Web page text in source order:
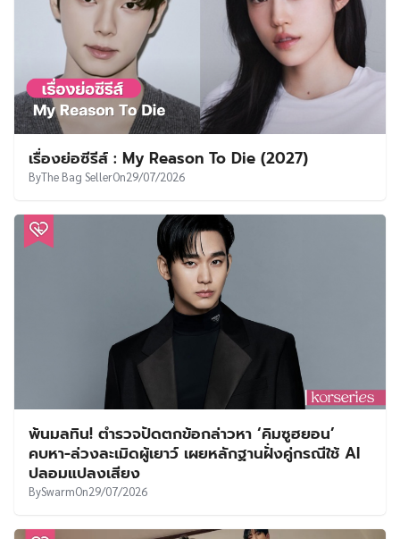
เรื่องย่อซีรีส์ : My Reason To Die (2027)
ByThe Bag SellerOn29/07/2026
พ้นมลทิน! ตำรวจปัดตกข้อกล่าวหา ‘คิมซูฮยอน’
คบหา-ล่วงละเมิดผู้เยาว์ เผยหลักฐานฝั่งคู่กรณีใช้ AI
ปลอมแปลงเสียง
BySwarmOn29/07/2026